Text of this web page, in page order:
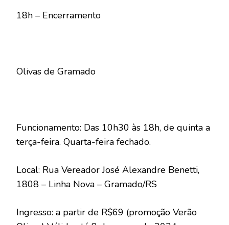
18h – Encerramento
Olivas de Gramado
Funcionamento: Das 10h30 às 18h, de quinta a
terça-feira. Quarta-feira fechado.
Local: Rua Vereador José Alexandre Benetti,
1808 – Linha Nova – Gramado/RS
Ingresso: a partir de R$69 (promoção Verão